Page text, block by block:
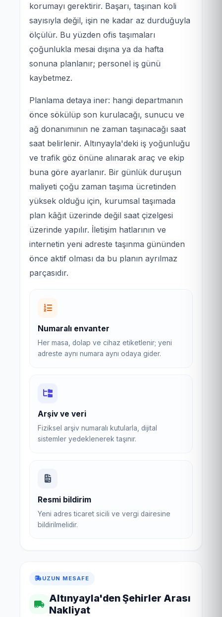
korumayı gerektirir. Başarı, taşınan koli
sayısıyla değil, işin ne kadar az durduğuyla
ölçülür. Bu yüzden ofis taşımaları
çoğunlukla mesai dışına ya da hafta
sonuna planlanır; personel iş günü
kaybetmez.
Planlama detaya iner: hangi departmanın
önce sökülüp son kurulacağı, sunucu ve
ağ donanımının ne zaman taşınacağı saat
saat belirlenir. Altınyayla'deki iş yoğunluğu
ve trafik göz önüne alınarak araç ve ekip
buna göre ayarlanır. Bir günlük duruşun
maliyeti çoğu zaman taşıma ücretinden
yüksek olduğu için, kurumsal taşımada
plan kâğıt üzerinde değil saat çizelgesi
üzerinde yapılır. İletişim hatlarının ve
internetin yeni adreste taşınma gününden
önce aktif olması da bu planın ayrılmaz
parçasıdır.
Numaralı envanter
Her masa, dolap ve cihaz etiketlenir; yeni
adreste aynı numara aynı odaya gider.
Arşiv ve veri
Fiziksel arşiv numaralı kutularla, dijital
sistemler yedeklenerek taşınır.
Resmi bildirim
Yeni adres ticaret sicili ve vergi dairesine
bildirilmelidir.
UZUN MESAFE
Altınyayla'den Şehirler Arası
Nakliyat